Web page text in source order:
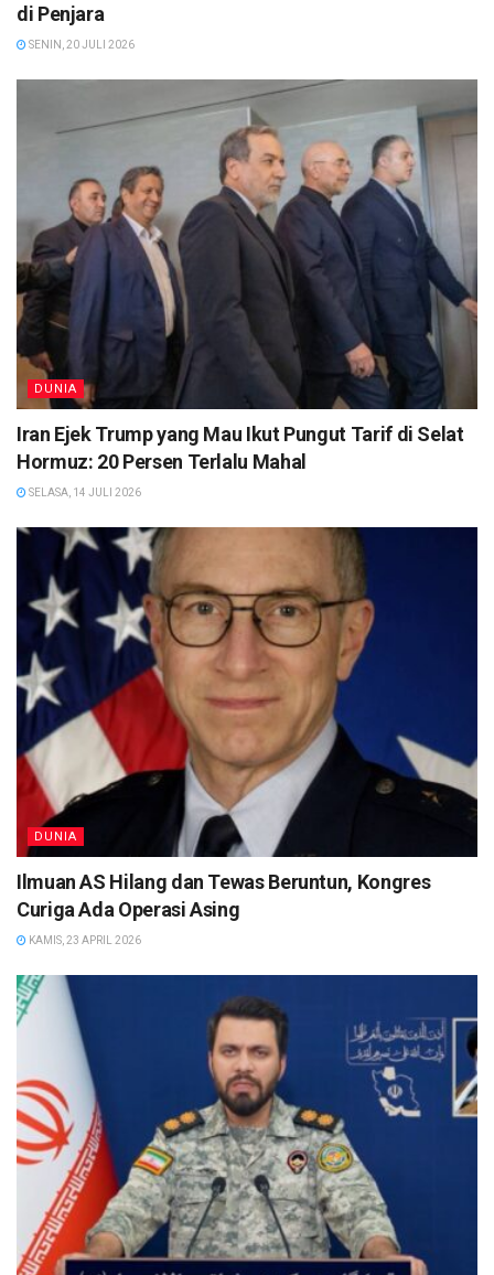
di Penjara
SENIN, 20 JULI 2026
DUNIA
Iran Ejek Trump yang Mau Ikut Pungut Tarif di Selat
Hormuz: 20 Persen Terlalu Mahal
SELASA, 14 JULI 2026
DUNIA
Ilmuan AS Hilang dan Tewas Beruntun, Kongres
Curiga Ada Operasi Asing
KAMIS, 23 APRIL 2026